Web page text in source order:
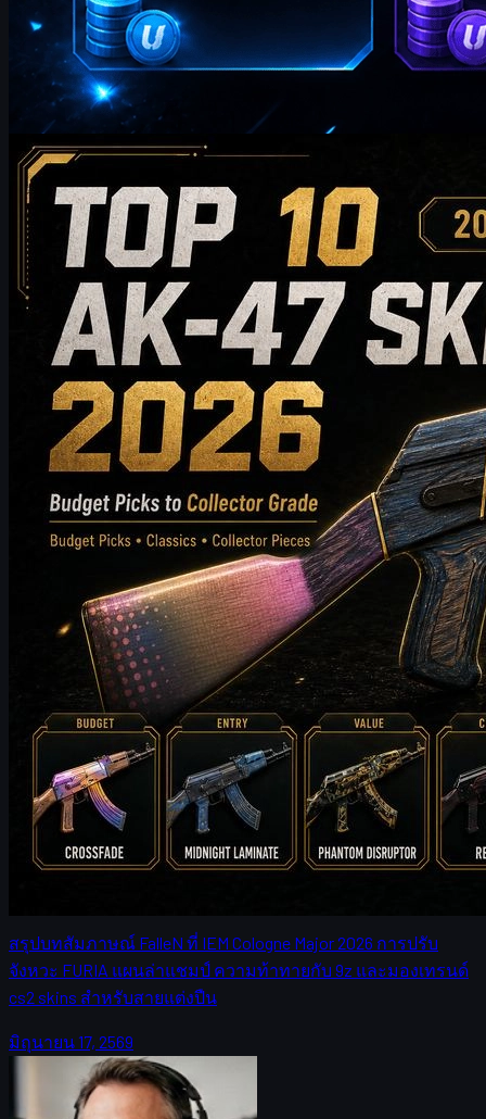
William Miller
Counter-Strike 2พฤษภาคม 20, 2569
10 สกิน AK-47 ที่น่าซื้อในปี 2026: จากตัวเลือกประหยัด
สู่คำแนะนำระดับนักสะสม
ค้นพบ 10 สกิน AK-47 ที่น่าซื้อในปี 2026 ตั้งแต่ตัวเลือกที่เป็นมิตร
กับงบประมาณไปจนถึงตัวเลือกสำหรับนักสะสมระดับสูง คู่มือนี้
เปรียบเทียบสไตล์ ระดับราคา การสึกหรอ มูลค่าตลาด และเคล็ด
ลับในการซื้อ เพื่อช่วยให้ผู้เล่น CS2 เลือกสกิน AK-47 ที่ดีที่สุด
สำหรับคลังแสงของพวกเขา
พฤษภาคม 20, 2569
โดยMichael
Johnson
Counter-Strike 2มิถุนายน 17, 2569
FalleN เปิดใจปรับจังหวะ FURIA ลุยแชมป์เมเจอร์ CS2
สรุปบทสัมภาษณ์ FalleN ที่ IEM Cologne Major 2026 การปรับ
จังหวะ FURIA แผนล่าแชมป์ ความท้าทายกับ 9z และมองเทรนด์
cs2 skins สำหรับสายแต่งปืน
มิถุนายน 17, 2569